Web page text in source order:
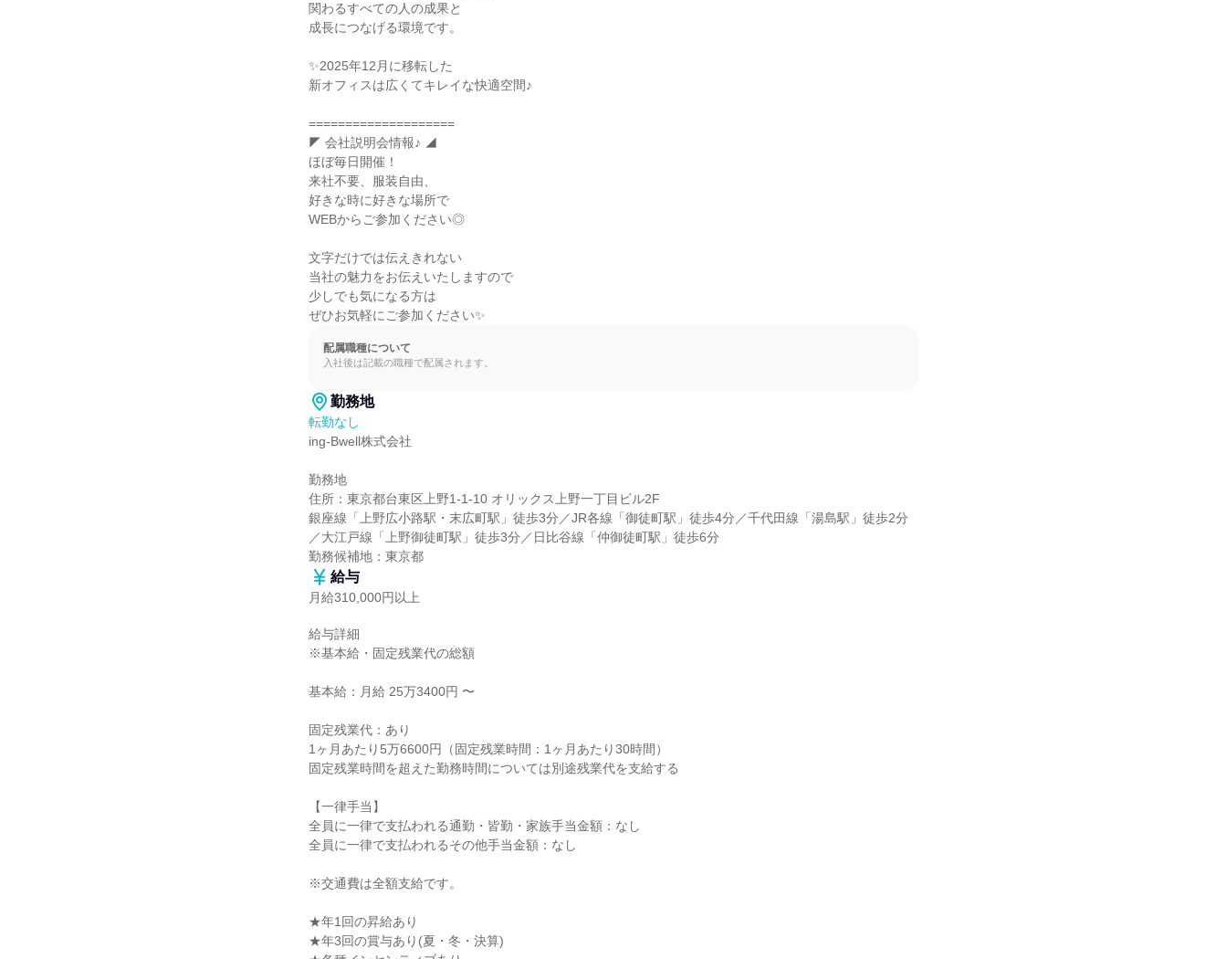
関わるすべての人の成果と
成長につなげる環境です。
✨2025年12月に移転した
新オフィスは広くてキレイな快適空間♪
====================
◤ 会社説明会情報♪ ◢
ほぼ毎日開催！
来社不要、服装自由、
好きな時に好きな場所で
WEBからご参加ください◎
文字だけでは伝えきれない
当社の魅力をお伝えいたしますので
少しでも気になる方は
ぜひお気軽にご参加ください✨
配属職種について
入社後は記載の職種で配属されます。
勤務地
転勤なし
ing-Bwell株式会社
勤務地
住所：東京都台東区上野1-1-10 オリックス上野一丁目ビル2F
銀座線「上野広小路駅・末広町駅」徒歩3分／JR各線「御徒町駅」徒歩4分／千代田線「湯島駅」徒歩2分
／大江戸線「上野御徒町駅」徒歩3分／日比谷線「仲御徒町駅」徒歩6分
勤務候補地：東京都
給与
月給310,000円以上
給与詳細
※基本給・固定残業代の総額
基本給：月給 25万3400円 〜
固定残業代：あり
1ヶ月あたり5万6600円（固定残業時間：1ヶ月あたり30時間）
固定残業時間を超えた勤務時間については別途残業代を支給する
【一律手当】
全員に一律で支払われる通勤・皆勤・家族手当金額：なし
全員に一律で支払われるその他手当金額：なし
※交通費は全額支給です。
★年1回の昇給あり
★年3回の賞与あり(夏・冬・決算)